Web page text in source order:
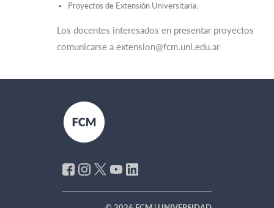
Proyectos de Extensión Universitaria.
Los docentes interesados en presentar proyectos
comunicarse a extension@fcm.unl.edu.ar